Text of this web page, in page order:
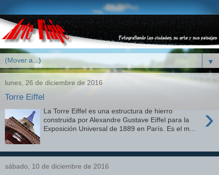
▼
lunes, 26 de diciembre de 2016
Torre Eiffel
›
La Torre Eiffel es una estructura de hierro
construida por Alexandre Gustave Eiffel para la
Exposición Universal de 1889 en París. Es el m...
sábado, 10 de diciembre de 2016